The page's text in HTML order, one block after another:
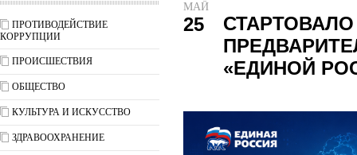
ПРОТИВОДЕЙСТВИЕ
КОРРУПЦИИ
ПРОИСШЕСТВИЯ
ОБЩЕСТВО
КУЛЬТУРА И ИСКУССТВО
ЗДРАВООХРАНЕНИЕ
МАЙ
25
«ЕДИНОЙ